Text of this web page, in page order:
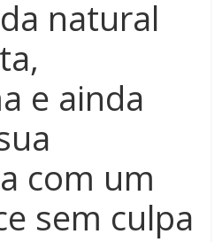
natural
e ainda
com um
sem culpa